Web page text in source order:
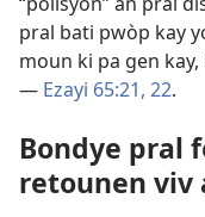
pral bati pwòp kay
moun ki pa gen
— Ezayi 65:21, 22.
Bondye pral
retounen viv